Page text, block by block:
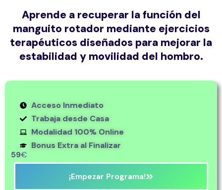
Aprende a recuperar la función del
manguito rotador mediante ejercicios
terapéuticos diseñados para mejorar la
estabilidad y movilidad del hombro.
Acceso Inmediato
Trabaja desde Casa
Modalidad 100% Online
Bonus Extra al Finalizar
59€
¡Empezar Programa!